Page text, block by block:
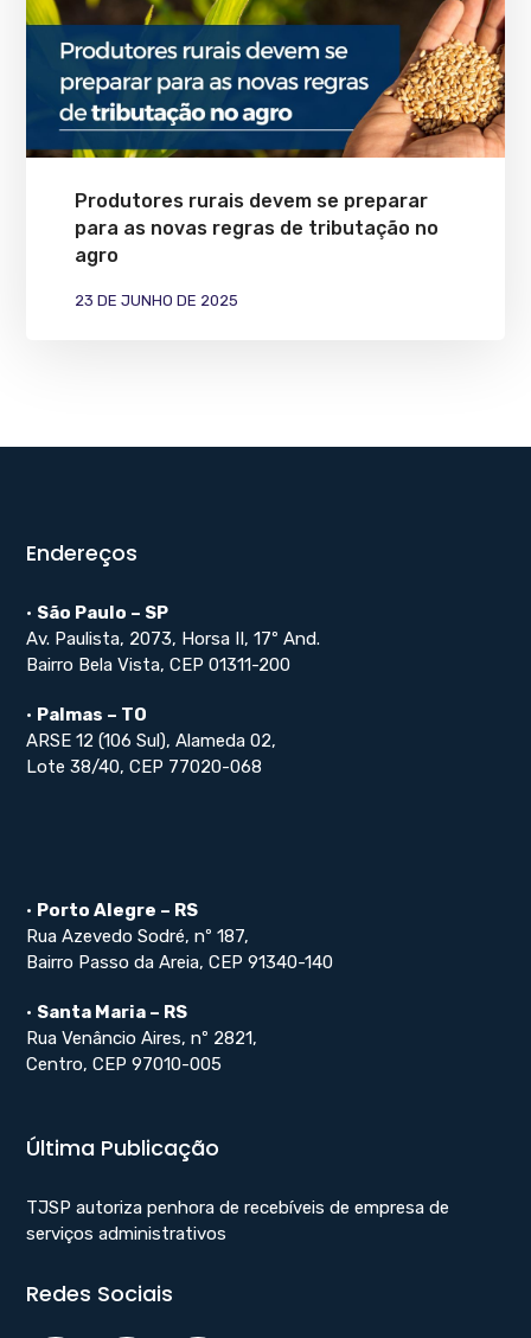
Produtores rurais devem se preparar
para as novas regras de tributação no
agro
23 DE JUNHO DE 2025
Endereços
• São Paulo – SP
Av. Paulista, 2073, Horsa II, 17º And.
Bairro Bela Vista, CEP 01311-200
• Palmas – TO
ARSE 12 (106 Sul), Alameda 02,
Lote 38/40, CEP 77020-068
• Porto Alegre – RS
Rua Azevedo Sodré, nº 187,
Bairro Passo da Areia, CEP 91340-140
• Santa Maria – RS
Rua Venâncio Aires, nº 2821,
Centro, CEP 97010-005
Última Publicação
TJSP autoriza penhora de recebíveis de empresa de
serviços administrativos
Redes Sociais